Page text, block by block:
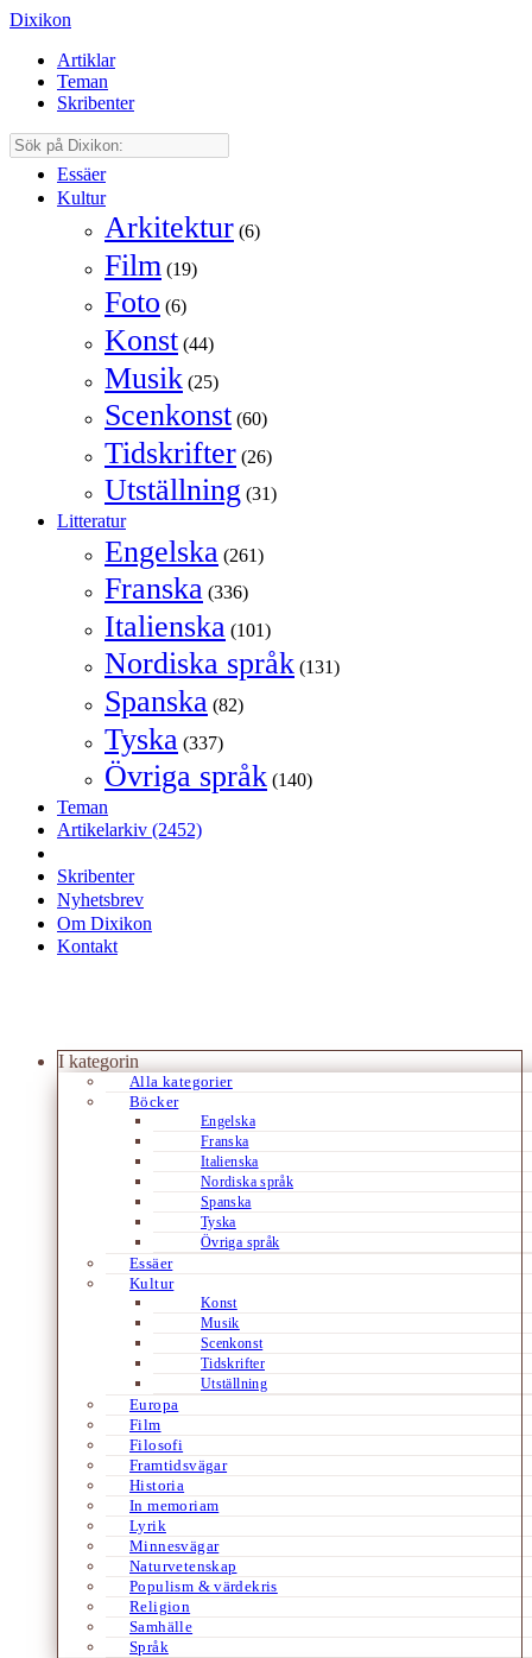
Dixikon
Artiklar
Teman
Skribenter
Essäer
Kultur
Arkitektur (6)
Film (19)
Foto (6)
Konst (44)
Musik (25)
Scenkonst (60)
Tidskrifter (26)
Utställning (31)
Litteratur
Engelska (261)
Franska (336)
Italienska (101)
Nordiska språk (131)
Spanska (82)
Tyska (337)
Övriga språk (140)
Teman
Artikelarkiv (2452)
Skribenter
Nyhetsbrev
Om Dixikon
Kontakt
I kategorin
Alla kategorier
Böcker
Engelska
Franska
Italienska
Nordiska språk
Spanska
Tyska
Övriga språk
Essäer
Kultur
Konst
Musik
Scenkonst
Tidskrifter
Utställning
Europa
Film
Filosofi
Framtidsvägar
Historia
In memoriam
Lyrik
Minnesvägar
Naturvetenskap
Populism & värdekris
Religion
Samhälle
Språk